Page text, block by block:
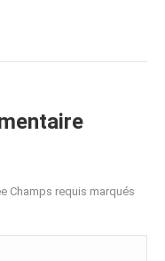
Champs requis marqués